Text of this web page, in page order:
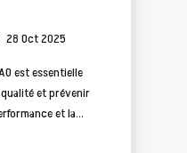
28 Oct 2025
est essentielle
et prévenir
et la...